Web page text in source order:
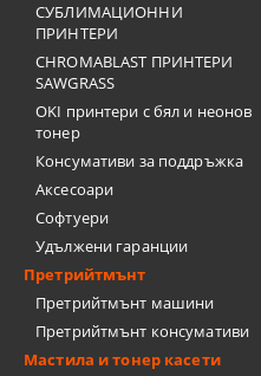
СУБЛИМАЦИОННИ
ПРИНТЕРИ
CHROMABLAST ПРИНТЕРИ
SAWGRASS
OKI принтери с бял и неонов
тонер
Консумативи за поддръжка
Аксесоари
Софтуери
Удължени гаранции
Претрийтмънт
Претрийтмънт машини
Претрийтмънт консумативи
Мастила и тонер касети